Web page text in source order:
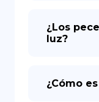
¿Los
luz?
¿Cómo